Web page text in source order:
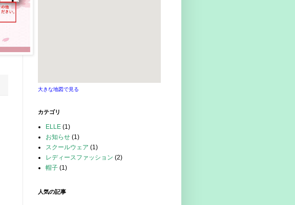
大きな地図で見る
カテゴリ
ELLE (1)
お知らせ (1)
スクールウェア (1)
レディースファッション (2)
帽子 (1)
人気の記事